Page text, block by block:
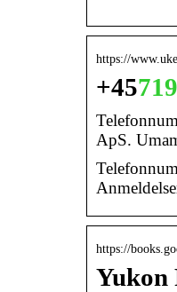
https://
+45
ApS.
https://
Yukon